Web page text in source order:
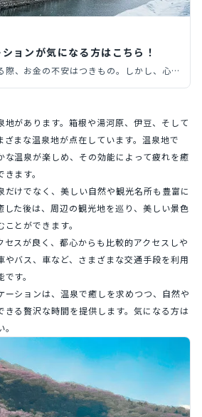
ョンが気になる方はこちら！
際、お金の不安はつきもの。しかし、心配
北海道はコスパに優れたワーケーションの
んです。 そこで今回は、この記事で
充実した滞在を楽しむためのプランをご紹
ーケーションを検討している方は、ぜひ
地があります。箱根や湯河原、伊豆、そして
まな温泉地が点在しています。温泉地で
な温泉が楽しめ、その効能によって疲れを癒
ます。
だけでなく、美しい自然や観光名所も豊富に
した後は、周辺の観光地を巡り、美しい景色
とができます。
セスが良く、都心からも比較的アクセスしや
やバス、車など、さまざまな交通手段を利用
す。
ーションは、温泉で癒しを求めつつ、自然や
きる贅沢な時間を提供します。気になる方は